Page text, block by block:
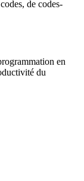
de codes-
en
du